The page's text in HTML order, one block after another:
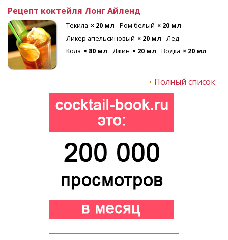
Рецепт коктейля Лонг Айленд
Текила × 20 мл Ром белый × 20 мл
Ликер апельсиновый × 20 мл
Лед
Кола × 80 мл Джин × 20 мл Водка × 20 мл
Полный список